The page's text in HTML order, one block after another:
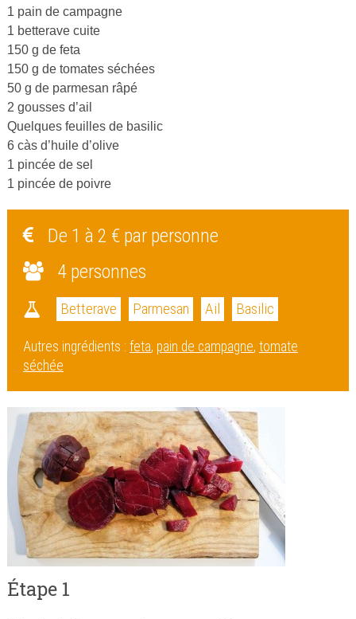
1 pain de campagne
1 betterave cuite
150 g de feta
150 g de tomates séchées
50 g de parmesan râpé
2 gousses d’ail
Quelques feuilles de basilic
6 càs d’huile d’olive
1 pincée de sel
1 pincée de poivre
De 1 à 2 € par personne
4 personnes
Betterave Parmesan Ail Basilic
Autres ingrédients : feta, pain de campagne, tomate
séchée
Étape 1